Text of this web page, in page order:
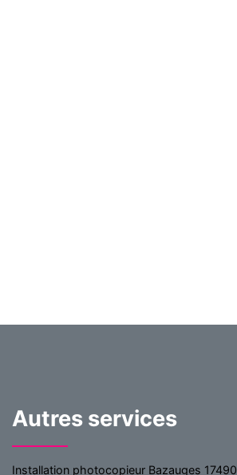
Autres services
Installation photocopieur Bazauges 17490